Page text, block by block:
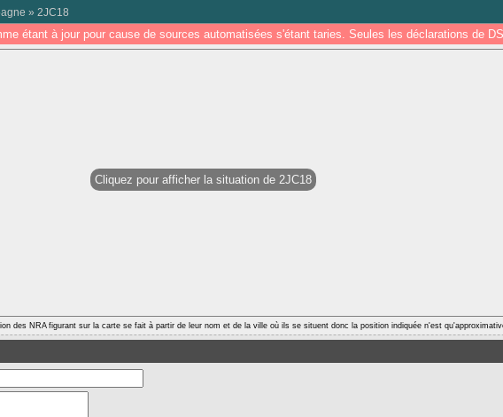
» 2JC18
étant à jour pour cause de sources automatisées s'étant taries. Seules les déclarations de
Cliquez pour afficher la situation de 2JC18
des NRA figurant sur la carte se fait à partir de leur nom et de la ville où ils se situent donc la position indiquée n'est